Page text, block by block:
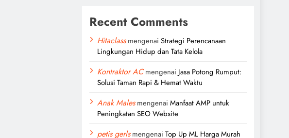
Recent Comments
Hitaclassmengenai Strategi Perencanaan
Lingkungan Hidup dan Tata Kelola
Kontraktor ACmengenai Jasa Potong Rumput:
Solusi Taman Rapi & Hemat Waktu
Anak Malesmengenai Manfaat AMP untuk
Peningkatan SEO Website
petis gerlsmengenai Top Up ML Harga Murah